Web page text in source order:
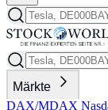
Märkte
DAX/MDAX